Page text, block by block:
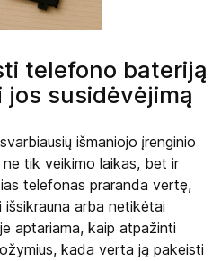
telefono bateriją
susidėvėjimą
išmaniojo įrenginio
tik veikimo laikas, bet ir
telefonas praranda vertę,
išsikrauna arba netikėtai
aptariama, kaip atpažinti
kada verta ją pakeisti